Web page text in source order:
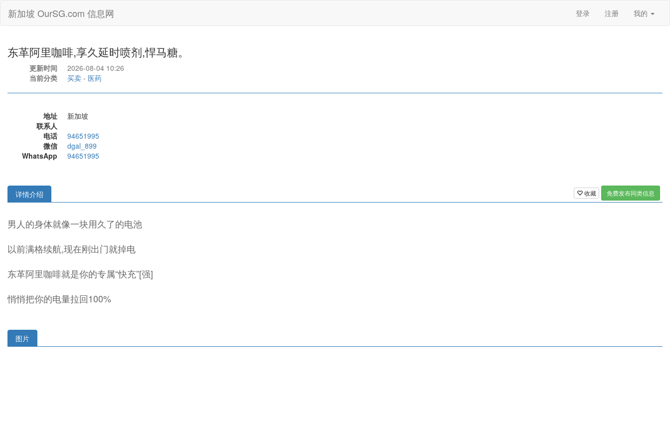
新加坡 OurSG.com 信息网 登录 注册 我的
东革阿里咖啡,享久延时喷剂,悍马糖。
更新时间
2026-08-04 10:26
当前分类
买卖 - 医药
地址
新加坡
联系人
电话
94651995
微信
dgal_899
WhatsApp
94651995
收藏 免费发布同类信息
详情介绍
男人的身体就像一块用久了的电池
以前满格续航,现在刚出门就掉电
东革阿里咖啡就是你的专属“快充”[强]
悄悄把你的电量拉回100%
图片